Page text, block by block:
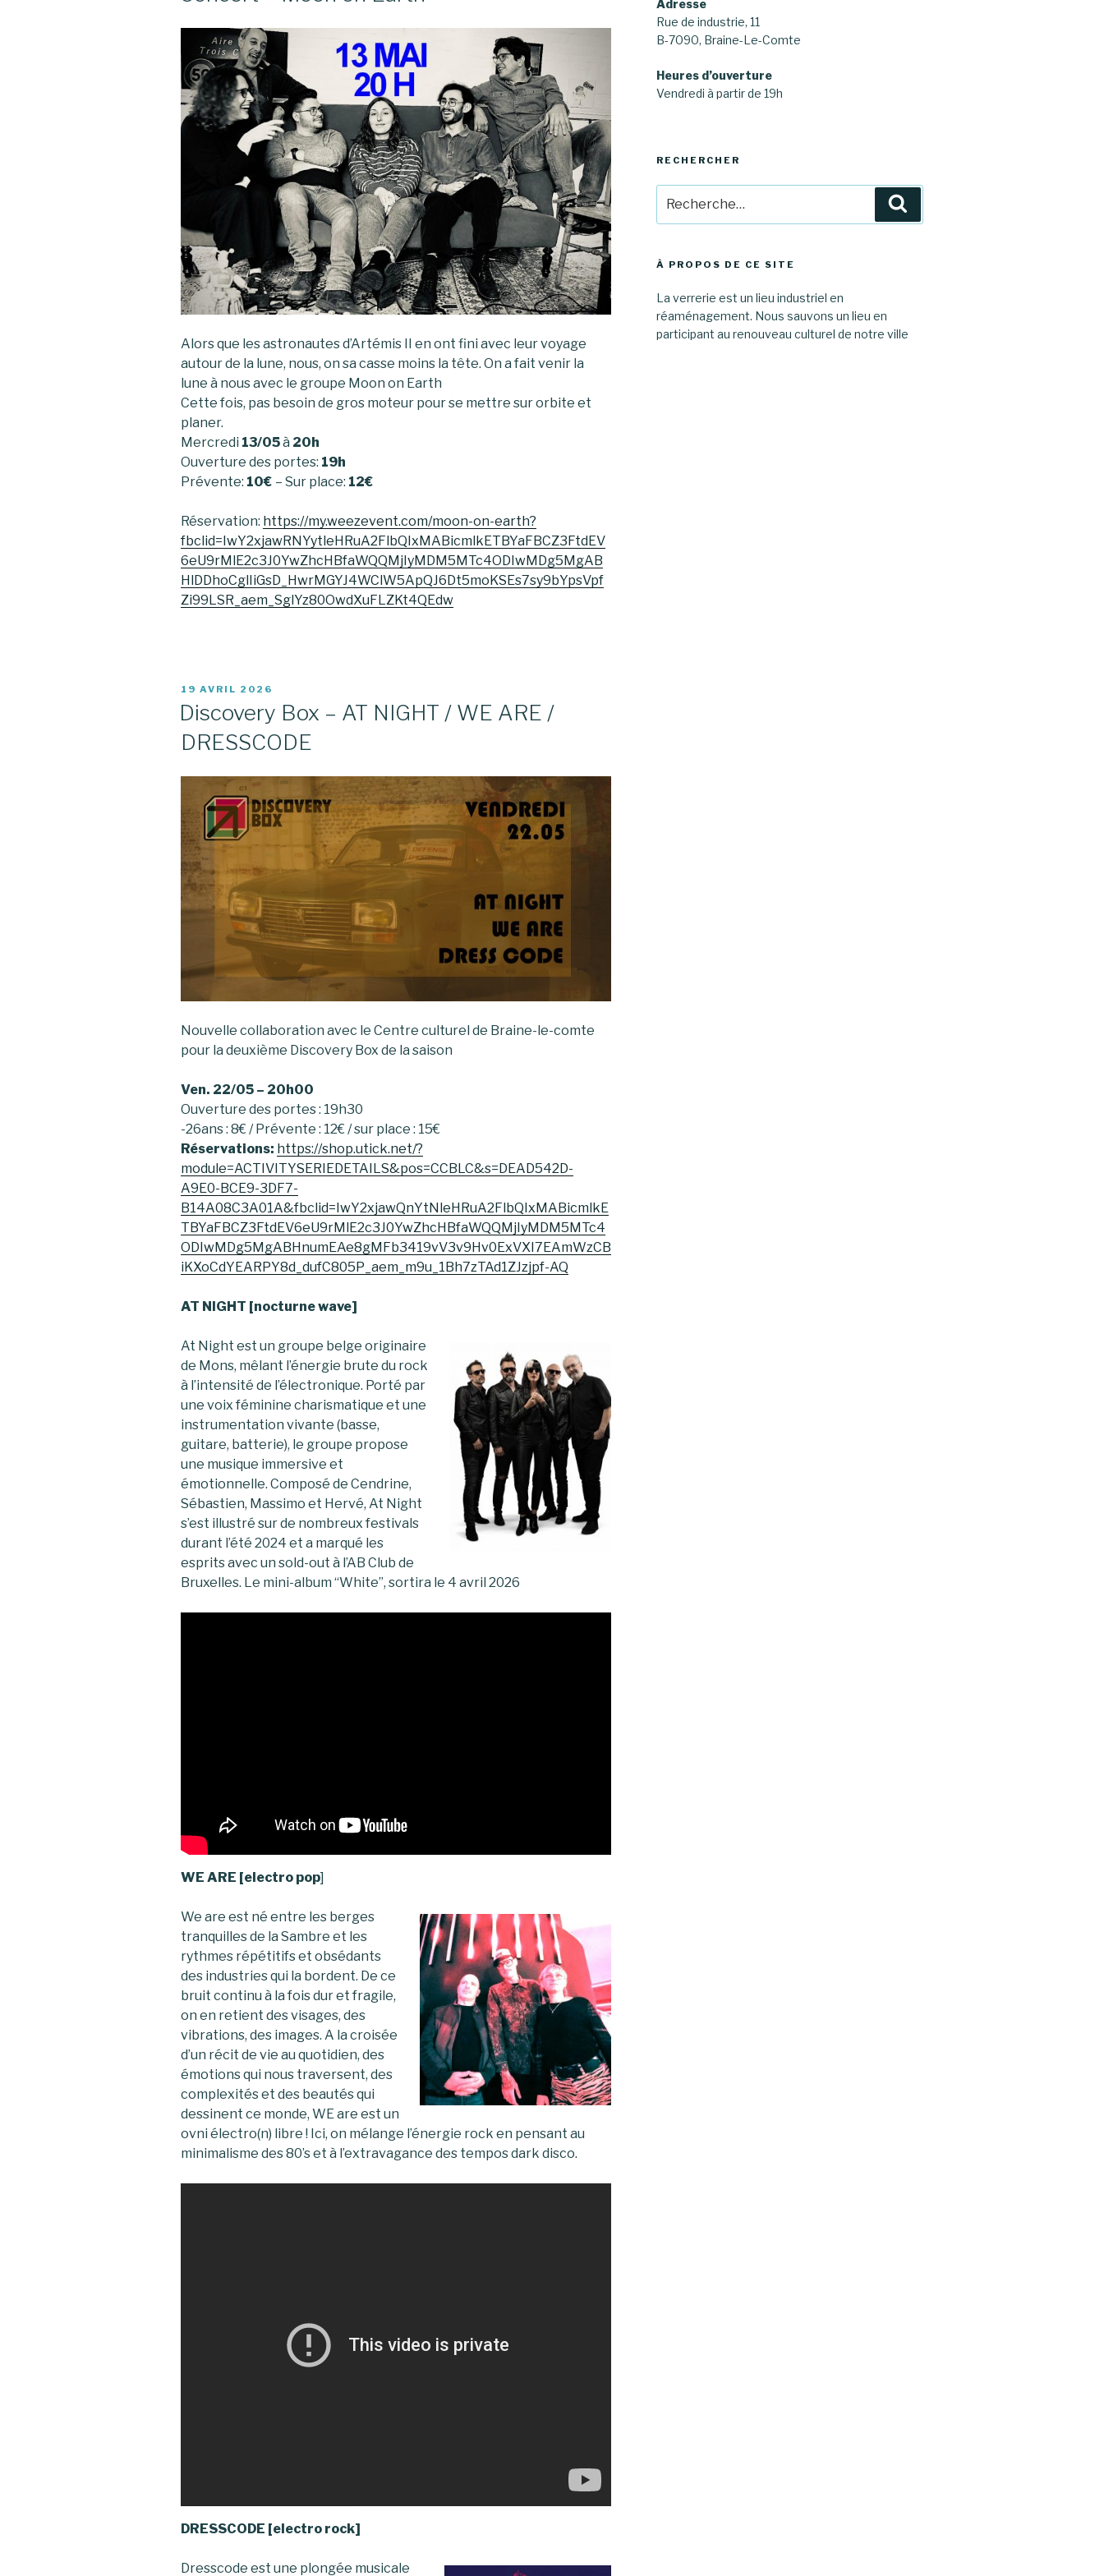
Alors que les astronautes d’Artémis II en ont fini avec leur voyage
autour de la lune, nous, on sa casse moins la tête. On a fait venir la
lune à nous avec le groupe Moon on Earth
Cette fois, pas besoin de gros moteur pour se mettre sur orbite et
planer.
Mercredi 13/05à 20h
Ouverture des portes: 19h
Prévente: 10€ – Sur place: 12€
Réservation: https://my.weezevent.com/moon-on-earth?
fbclid=IwY2xjawRNYytleHRuA2FlbQIxMABicmlkETBYaFBCZ3FtdEV
6eU9rMlE2c3J0YwZhcHBfaWQQMjIyMDM5MTc4ODIwMDg5MgAB
HlDDhoCglIiGsD_HwrMGYJ4WClW5ApQJ6Dt5moKSEs7sy9bYpsVpf
Zi99LSR_aem_SglYz80OwdXuFLZKt4QEdw
PUBLIÉ
19 AVRIL 2026
Discovery Box – AT NIGHT / WE ARE /
DRESSCODE
Nouvelle collaboration avec le Centre culturel de Braine-le-comte
pour la deuxième Discovery Box de la saison
Ven. 22/05 – 20h00
Ouverture des portes : 19h30
-26ans : 8€ / Prévente : 12€ / sur place : 15€
Réservations: https://shop.utick.net/?
module=ACTIVITYSERIEDETAILS&pos=CCBLC&s=DEAD542D-
A9E0-BCE9-3DF7-
B14A08C3A01A&fbclid=IwY2xjawQnYtNleHRuA2FlbQIxMABicmlkE
TBYaFBCZ3FtdEV6eU9rMlE2c3J0YwZhcHBfaWQQMjIyMDM5MTc4
ODIwMDg5MgABHnumEAe8gMFb3419vV3v9Hv0ExVXI7EAmWzCB
iKXoCdYEARPY8d_dufC805P_aem_m9u_1Bh7zTAd1ZJzjpf-AQ
AT NIGHT [nocturne wave]
At Night est un groupe belge originaire
de Mons, mêlant l’énergie brute du rock
à l’intensité de l’électronique. Porté par
une voix féminine charismatique et une
instrumentation vivante (basse,
guitare, batterie), le groupe propose
une musique immersive et
émotionnelle. Composé de Cendrine,
Sébastien, Massimo et Hervé, At Night
s’est illustré sur de nombreux festivals
durant l’été 2024 et a marqué les
esprits avec un sold-out à l’AB Club de
Bruxelles. Le mini-album “White”, sortira le 4 avril 2026
WE ARE [electro pop]
We are est né entre les berges
tranquilles de la Sambre et les
rythmes répétitifs et obsédants
des industries qui la bordent. De ce
bruit continu à la fois dur et fragile,
on en retient des visages, des
vibrations, des images. A la croisée
d’un récit de vie au quotidien, des
émotions qui nous traversent, des
complexités et des beautés qui
dessinent ce monde, WE are est un
ovni électro(n) libre ! Ici, on mélange l’énergie rock en pensant au
minimalisme des 80’s et à l’extravagance des tempos dark disco.
DRESSCODE [electro rock]
Dresscode est une plongée musicale
Adresse
Rue de industrie, 11
B-7090, Braine-Le-Comte
Heures d’ouverture
Vendredi à partir de 19h
RECHERCHER
pour
:
À PROPOS DE CE SITE
La verrerie est un lieu industriel en
réaménagement. Nous sauvons un lieu en
participant au renouveau culturel de notre ville